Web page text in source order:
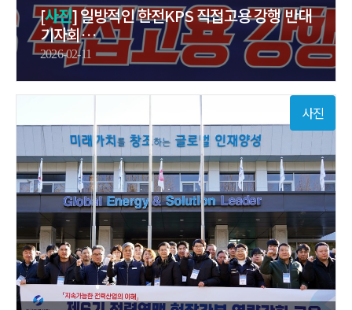
[사진] 일방적인 한전KPS 직접고용 강행 반대
기자회…
2026-02-11
사진